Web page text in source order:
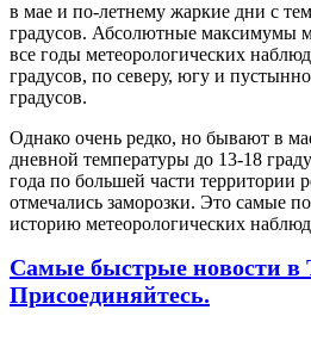
в мае и по-летнему жаркие дни с
градусов. Абсолютные максимумы
все годы метеорологических
градусов, по северу, югу и
градусов.
Однако очень редко, но бывают в
дневной температуры до 13-18
года по большей части территории
отмечались заморозки. Это самые
историю метеорологических
Самые быстрые новости в
Присоединяйтесь.